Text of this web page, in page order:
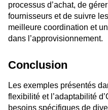
processus d’achat, de
fournisseurs et de suivre
meilleure coordination et
dans l’approvisionnement.
Conclusion
Les exemples présentés
flexibilité et l’adaptabilité
besoins spécifiques de